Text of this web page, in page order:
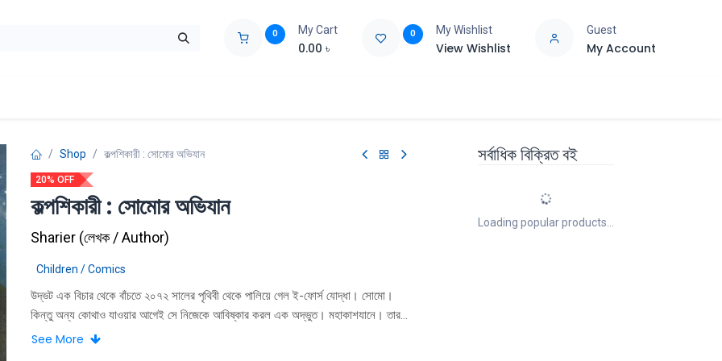
0 My Cart
0.00 ৳
0 My Wishlist
View Wishlist
Guest
My Account
Shop কল্পশিকারী : সোমোর অভিযান
20% OFF
কল্পশিকারী : সোমোর অভিযান
Sharier(লেখক / Author)
Children / Comics
উদ্ভট এক বিচার থেকে বাঁচতে ২০৭২ সালের পৃথিবী থেকে পালিয়ে গেল ই-ফোর্স যােদ্ধা। সােমাে।
কিন্তু অন্য কোথাও যাওয়ার আগেই সে নিজেকে আবিষ্কার করল এক অদ্ভুত। মহাকাশযানে। তার
সঙ্গে চলে এসেছে ডন, রব আর পাহাড়। তারা এখন ভয়ঙ্কর এক । ভিনগ্রহী জেনারেল টরাসের হাতে
See More
সর্বাধিক বিক্রিত বই
Loading popular products...